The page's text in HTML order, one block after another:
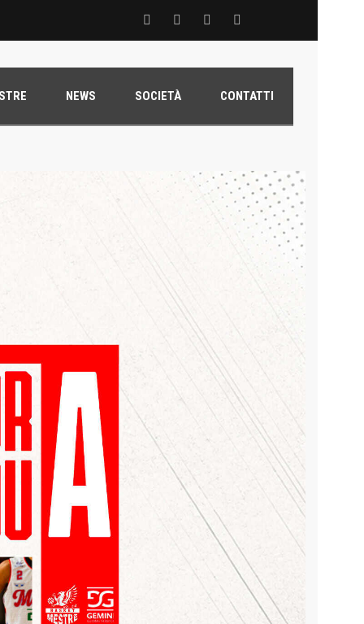
del Grifone nel territorio
NEWS SOCIETÀ CONTATTI